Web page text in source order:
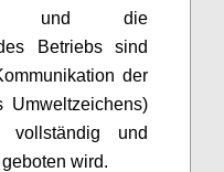
und die
Betriebs sind
der
Umweltzeichens)
vollständig und
wird.